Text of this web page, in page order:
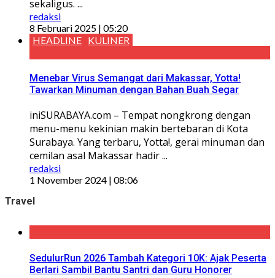
sekaligus. ...
redaksi
8 Februari 2025 | 05:20
HEADLINE KULINER
Menebar Virus Semangat dari Makassar, Yotta!
Tawarkan Minuman dengan Bahan Buah Segar
iniSURABAYA.com – Tempat nongkrong dengan
menu-menu kekinian makin bertebaran di Kota
Surabaya. Yang terbaru, Yotta!, gerai minuman dan
cemilan asal Makassar hadir ...
redaksi
1 November 2024 | 08:06
Travel
SedulurRun 2026 Tambah Kategori 10K: Ajak Peserta
Berlari Sambil Bantu Santri dan Guru Honorer